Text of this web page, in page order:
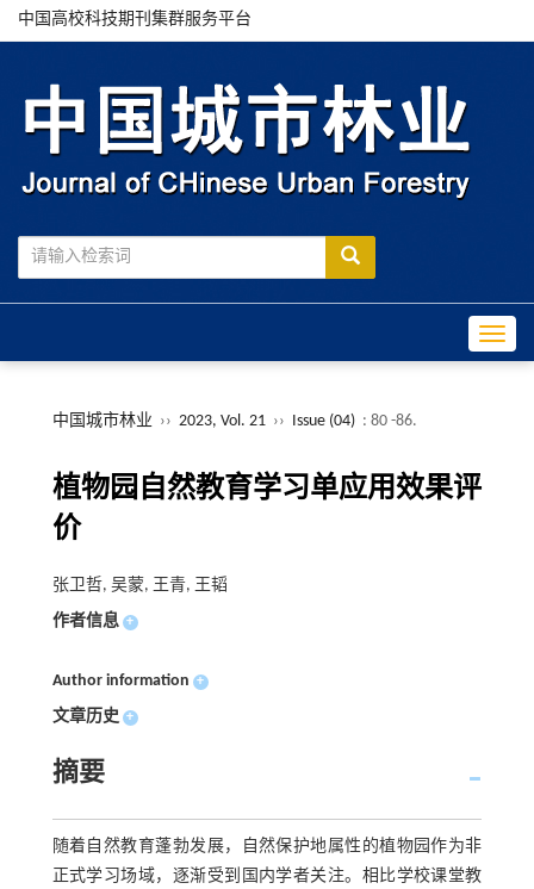
中国高校科技期刊集群服务平台
中国城市林业 ›› 2023, Vol. 21 ›› Issue (04) : 80 -86.
植物园自然教育学习单应用效果评
价
张卫哲, 吴蒙, 王青, 王韬
作者信息 +
Author information +
文章历史 +
摘要
随着自然教育蓬勃发展，自然保护地属性的植物园作为非
正式学习场域，逐渐受到国内学者关注。相比学校课堂教